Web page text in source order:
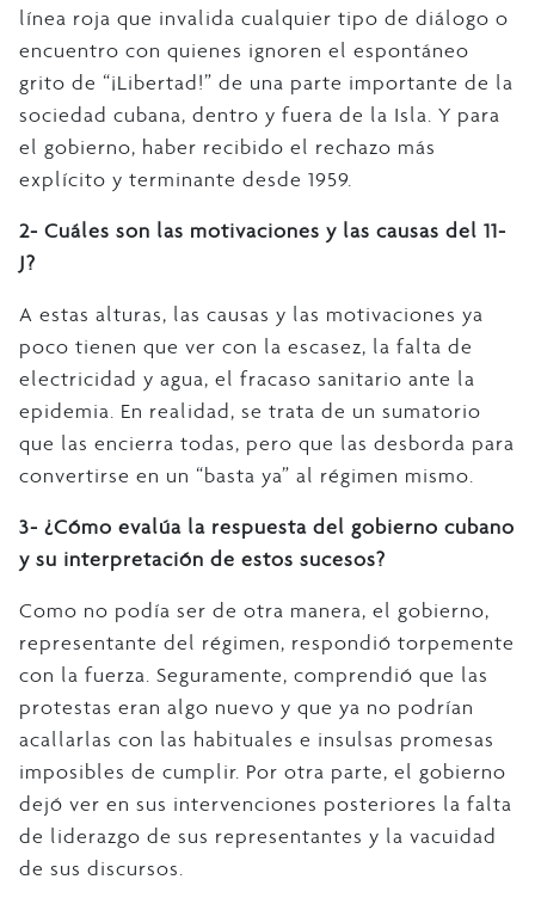
línea roja que invalida cualquier tipo de diálogo o
encuentro con quienes ignoren el espontáneo
grito de “¡Libertad!” de una parte importante de la
sociedad cubana, dentro y fuera de la Isla. Y para
el gobierno, haber recibido el rechazo más
explícito y terminante desde 1959.
2- Cuáles son las motivaciones y las causas del 11-
J?
A estas alturas, las causas y las motivaciones ya
poco tienen que ver con la escasez, la falta de
electricidad y agua, el fracaso sanitario ante la
epidemia. En realidad, se trata de un sumatorio
que las encierra todas, pero que las desborda para
convertirse en un “basta ya” al régimen mismo.
3- ¿Cómo evalúa la respuesta del gobierno cubano
y su interpretación de estos sucesos?
Como no podía ser de otra manera, el gobierno,
representante del régimen, respondió torpemente
con la fuerza. Seguramente, comprendió que las
protestas eran algo nuevo y que ya no podrían
acallarlas con las habituales e insulsas promesas
imposibles de cumplir. Por otra parte, el gobierno
dejó ver en sus intervenciones posteriores la falta
de liderazgo de sus representantes y la vacuidad
de sus discursos.